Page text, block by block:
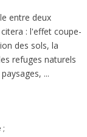
entre deux
: l'effet coupe-
des sols, la
refuges naturels
...
;